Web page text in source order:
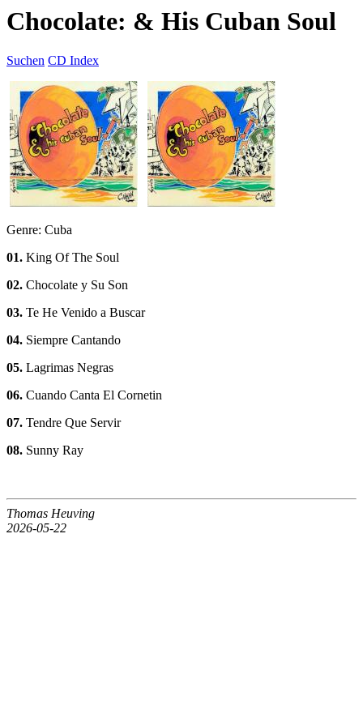
Chocolate: & His Cuban Soul
Suchen CD Index
Genre: Cuba
01. King Of The Soul
02. Chocolate y Su Son
03. Te He Venido a Buscar
04. Siempre Cantando
05. Lagrimas Negras
06. Cuando Canta El Cornetin
07. Tendre Que Servir
08. Sunny Ray
Thomas Heuving
2026-05-22